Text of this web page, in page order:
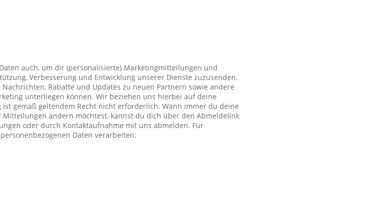
auch, um dir (personalisierte) Marketingmitteilungen und
Verbesserung und Entwicklung unserer Dienste zuzusenden.
Rabatte und Updates zu neuen Partnern sowie andere
unterliegen können. Wir beziehen uns hierbei auf deine
gemäß geltendem Recht nicht erforderlich. Wann immer du deine
Mitteilungen ändern möchtest, kannst du dich über den Abmeldelink
oder durch Kontaktaufnahme mit uns abmelden. Für
Daten verarbeiten: